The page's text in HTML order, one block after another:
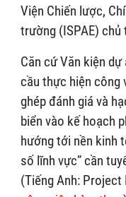
Viện Chiến lược,
trường (ISPAE)
Căn cứ Văn kiện
cầu thực hiện công
ghép đánh giá và
biển vào kế hoạch
hướng tới nền kinh
số lĩnh vực” cần
(Tiếng Anh: Project